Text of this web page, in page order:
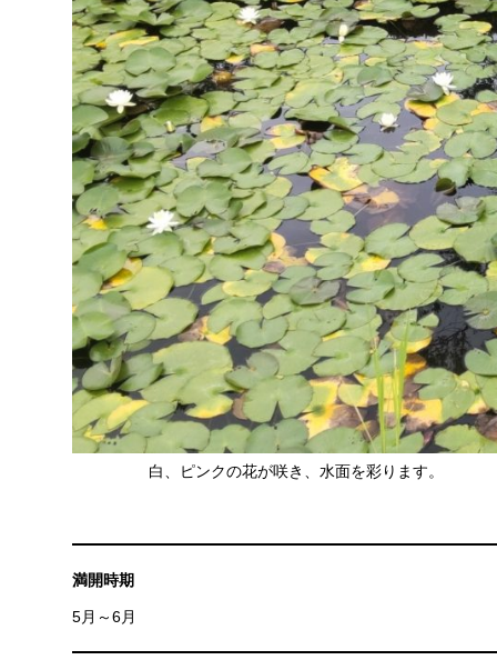
白、ピンクの花が咲き、水面を彩ります。
満開時期
5月～6月